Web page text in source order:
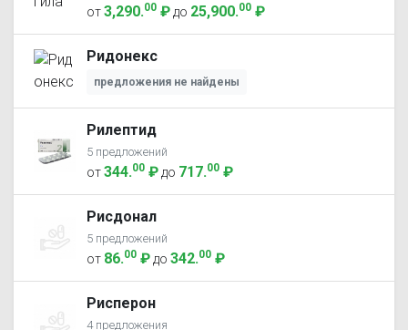
от3,290.00 ₽ до 25,900.00 ₽
Ридонекс
предложения не найдены
Рилептид
5 предложений
от344.00 ₽ до 717.00 ₽
Рисдонал
5 предложений
от 86.00 ₽ до 342.00 ₽
Рисперон
4 предложения